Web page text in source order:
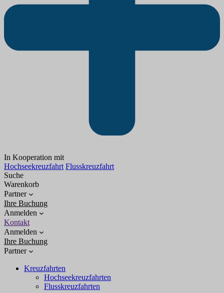
In Kooperation mit
Hochseekreuzfahrt Flusskreuzfahrt
Suche
Warenkorb
Partner
Ihre Buchung
Anmelden
Kontakt
Anmelden
Ihre Buchung
Partner
Kreuzfahrten
Hochseekreuzfahrten
Flusskreuzfahrten